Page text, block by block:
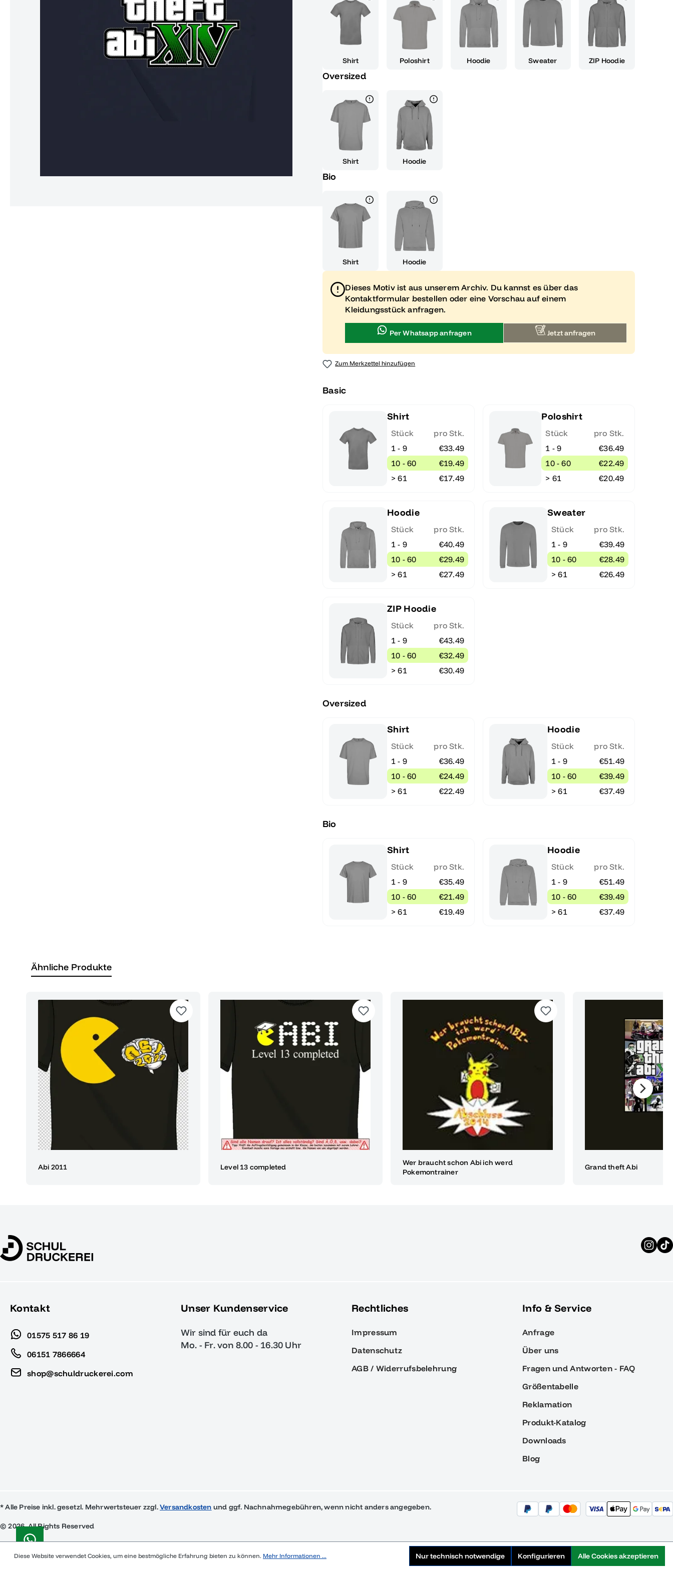
Hauch von Abenteuer und Freiheit. Mit diesem Motiv hebst du dich von der
Masse ab und zeigst jedem, dass du bereit bist, das Leben in vollen Zügen zu
genießen. Ob auf der Abschlussfeier, bei der Abi-Motto-Party oder einfach nur
beim Chillen mit deinen Freunden, mit "Grand Theft Abi XIV" wirst du immer
zum Hingucker. Die kraftvolle Kombination aus Weiß und Grün auf einem
zeitlos ist. Lass dieses Design zu einem Symbol für den Beginn eines neuen
Kapitels werden und trage es mit Stolz und einem Augenzwinkern, während
du in die Zukunft startest. "Grand Theft Abi XIV" ist nicht nur ein Motiv, es ist
eine Einstellung, die perfekt zu deinem neuen freiheitsliebenden Leben passt.
Shirt Poloshirt Hoodie Sweater ZIP Hoodie
Oversized
Shirt Hoodie
Bio
Shirt Hoodie
Dieses Motiv ist aus unserem Archiv. Du kannst es über das
Kontaktformular bestellen oder eine Vorschau auf einem
Kleidungsstück anfragen.
Per Whatsapp anfragen Jetzt anfragen
Zum Merkzettel hinzufügen
Basic
Shirt
Stück
pro Stk.
1 - 9
€33.49
10 - 60
€19.49
> 61
€17.49
Poloshirt
Stück
pro Stk.
1 - 9
€36.49
10 - 60
€22.49
> 61
€20.49
Hoodie
Stück
pro Stk.
1 - 9
€40.49
10 - 60
€29.49
> 61
€27.49
Sweater
Stück
pro Stk.
1 - 9
€39.49
10 - 60
€28.49
> 61
€26.49
ZIP Hoodie
Stück
pro Stk.
1 - 9
€43.49
10 - 60
€32.49
> 61
€30.49
Oversized
Shirt
Stück
pro Stk.
1 - 9
€36.49
10 - 60
€24.49
> 61
€22.49
Hoodie
Stück
pro Stk.
1 - 9
€51.49
10 - 60
€39.49
> 61
€37.49
Bio
Shirt
Stück
pro Stk.
1 - 9
€35.49
10 - 60
€21.49
> 61
€19.49
Hoodie
Stück
pro Stk.
1 - 9
€51.49
10 - 60
€39.49
> 61
€37.49
Ähnliche Produkte
Abi 2011 Level 13 completed
Wer braucht schon Abi ich werd
Pokemontrainer
Grand theft Abi
Kontakt
01575 517 86 19
06151 7866664
shop@schuldruckerei.com
Unser Kundenservice
Wir sind für euch da
Mo. - Fr. von 8.00 - 16.30 Uhr
Rechtliches
Impressum
Datenschutz
AGB / Widerrufsbelehrung
Info & Service
Anfrage
Über uns
Fragen und Antworten - FAQ
Größentabelle
Reklamation
Produkt-Katalog
Downloads
Blog
* Alle Preise inkl. gesetzl. Mehrwertsteuer zzgl.Versandkosten und ggf. Nachnahmegebühren, wenn nicht anders angegeben.
© 2026, All Rights Reserved
Diese Website verwendet Cookies, um eine bestmögliche Erfahrung bieten zu können. Mehr Informationen ... Nur technisch notwendige Konfigurieren Alle Cookies akzeptieren